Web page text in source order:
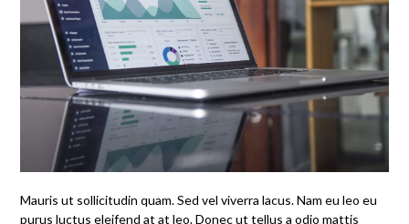
Mauris ut sollicitudin quam. Sed vel viverra lacus. Nam eu leo eu
purus luctus eleifend at at leo. Donec ut tellus a odio mattis